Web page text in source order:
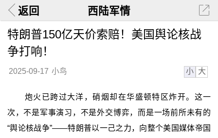
返回 西陆军情
特朗普150亿天价索赔！美国舆论核战
争打响！
2025-09-17 小鸟 小 大
炮火已跨过大洋，硝烟却在华盛顿特区炸开。这一
次，不是军事演习，不是外交博弈，而是一场前所未有的
“舆论核战争”——特朗普以一己之力，向整个美国媒体帝国